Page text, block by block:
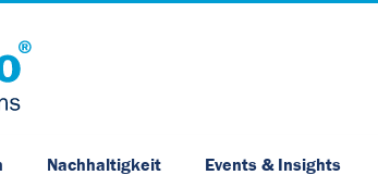
Nachhaltigkeit Events & Insights